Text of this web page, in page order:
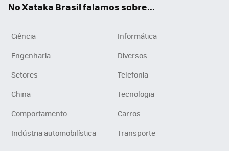
No Xataka Brasil falamos sobre...
Ciência
Informática
Engenharia
Diversos
Setores
Telefonia
China
Tecnologia
Comportamento
Carros
Indústria automobilística
Transporte